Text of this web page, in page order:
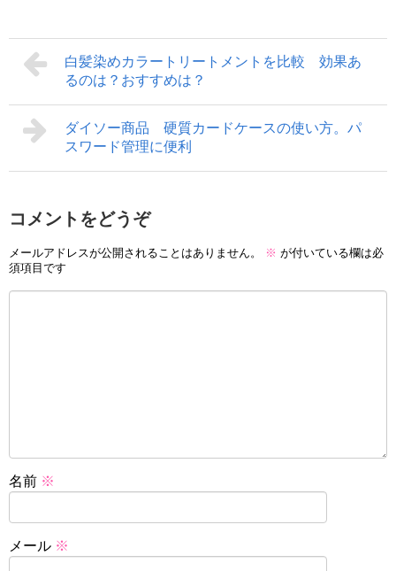
白髪染めカラートリートメントを比較 効果あ
るのは？おすすめは？
ダイソー商品 硬質カードケースの使い方。パ
スワード管理に便利
コメントをどうぞ
メールアドレスが公開されることはありません。 ※ が付いている欄は必
須項目です
名前 ※
メール ※